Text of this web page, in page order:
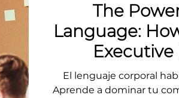
The
Language:
Executive
El lenguaje corporal
Aprende a dominar tu